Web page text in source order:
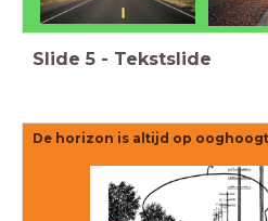
Slide 5 - Tekstslide
De horizon is altijd op